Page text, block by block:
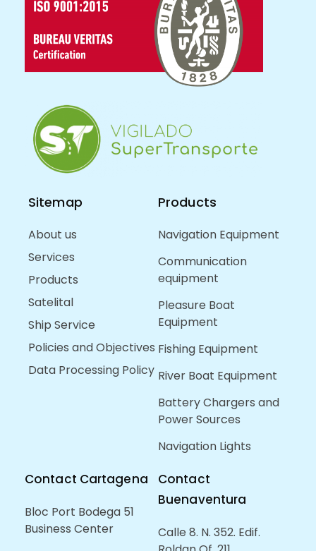
Sitemap
About us
Services
Products
Satelital
Ship Service
Policies and Objectives
Data Processing Policy
Products
Navigation Equipment
Communication
equipment
Pleasure Boat
Equipment
Fishing Equipment
River Boat Equipment
Battery Chargers and
Power Sources
Navigation Lights
Contact Cartagena
Bloc Port Bodega 51
Business Center
Contact
Buenaventura
Calle 8. N. 352. Edif.